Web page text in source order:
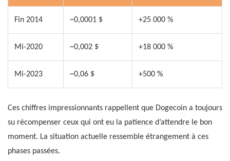
Fin 2014 ~0,0001 $ +25 000 %
Mi-2020 ~0,002 $ +18 000 %
Mi-2023 ~0,06 $ +500 %
Ces chiffres impressionnants rappellent que Dogecoin a toujours
su récompenser ceux qui ont eu la patience d’attendre le bon
moment. La situation actuelle ressemble étrangement à ces
phases passées.